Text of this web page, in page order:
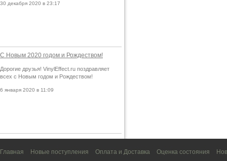
30 декабря 2020 в 23:17
С Новым 2020 годом и Рождеством!
Дорогие друзья! VinylEffect.ru поздравляет
всех с Новым годом и Рождеством!
6 января 2020 в 11:09
Главная Новые поступления Оплата и Доставка Оценка состояния